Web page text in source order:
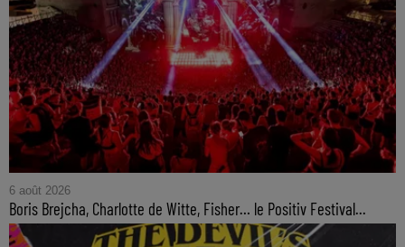
6 août 2026
Boris Brejcha, Charlotte de Witte, Fisher… le Positiv Festival...